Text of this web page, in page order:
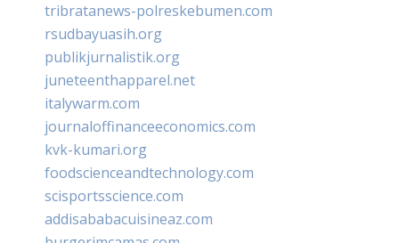
tribratanews-polreskebumen.com
rsudbayuasih.org
publikjurnalistik.org
juneteenthapparel.net
italywarm.com
journaloffinanceeconomics.com
kvk-kumari.org
foodscienceandtechnology.com
scisportsscience.com
addisababacuisineaz.com